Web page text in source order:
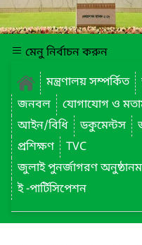
মেনু নির্বাচন করুন
মন্ত্রণালয় সম্পর্কিত
জনবল
যোগাযোগ ও
আইন/বিধি
ডকুমেন্টস
প্রশিক্ষণ
TVC
জুলাই পুনর্জাগরণ
ই -পার্টিসিপেশন